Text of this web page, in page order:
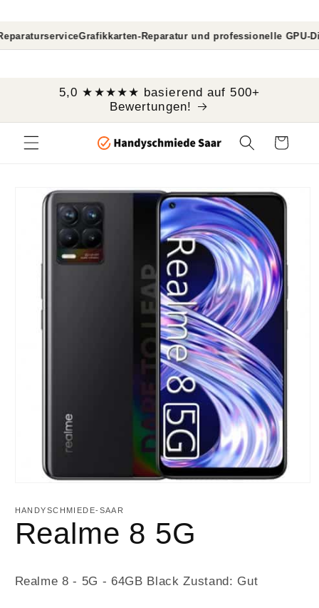
InhaltGrafikkarten-Reparatur und professionelle GPU-
5,0 ★★★★★ basierend auf 500+
Bewertungen!
Warenkorb
HANDYSCHMIEDE-SAAR
Realme 8 5G
Realme 8 - 5G - 64GB Black Zustand: Gut